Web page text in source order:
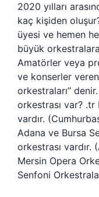
2020 yılları
kaç kişiden
üyesi ve hemen
büyük
Amatörler veya
ve konserler
orkestraları”
orkestrası var?
vardır.
Adana ve Bursa
orkestrası vardır.
Mersin Opera
Senfoni